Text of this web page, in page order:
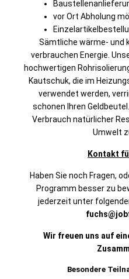
vor Ort Abholung
Sämtliche wärme- und
verbrauchen Energie.
hochwertigen
Kautschuk, die im
verwendet werden,
schonen Ihren
Verbrauch natürlicher
Umwelt
Kontakt
Haben Sie noch Fragen,
Programm besser zu
jederzeit unter
Wir freuen uns auf
Besondere